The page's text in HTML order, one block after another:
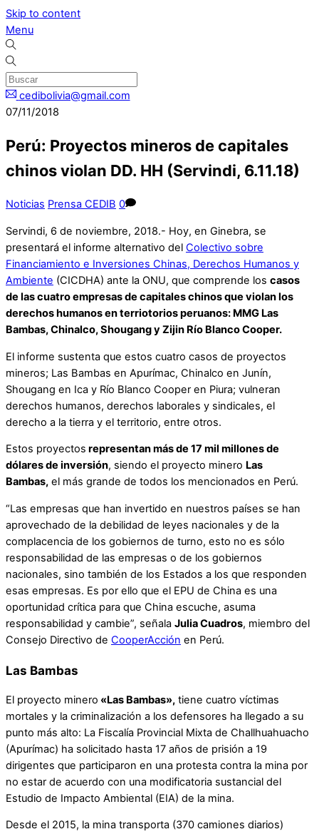
Skip to content
Menu
cedibolivia@gmail.com
07/11/2018
Perú: Proyectos mineros de capitales
chinos violan DD. HH (Servindi, 6.11.18)
Noticias Prensa CEDIB 0
Servindi, 6 de noviembre, 2018.- Hoy, en Ginebra, se
presentará el informe alternativo del Colectivo sobre
Financiamiento e Inversiones Chinas, Derechos Humanos y
Ambiente (CICDHA) ante la ONU, que comprende los casos
de las cuatro empresas de capitales chinos que violan los
derechos humanos en terriotorios peruanos: MMG Las
Bambas, Chinalco, Shougang y Zijin Río Blanco Cooper.
El informe sustenta que estos cuatro casos de proyectos
mineros; Las Bambas en Apurímac, Chinalco en Junín,
Shougang en Ica y Río Blanco Cooper en Piura; vulneran
derechos humanos, derechos laborales y sindicales, el
derecho a la tierra y el territorio, entre otros.
Estos proyectos representan más de 17 mil millones de
dólares de inversión, siendo el proyecto minero Las
Bambas, el más grande de todos los mencionados en Perú.
“Las empresas que han invertido en nuestros países se han
aprovechado de la debilidad de leyes nacionales y de la
complacencia de los gobiernos de turno, esto no es sólo
responsabilidad de las empresas o de los gobiernos
nacionales, sino también de los Estados a los que responden
esas empresas. Es por ello que el EPU de China es una
oportunidad crítica para que China escuche, asuma
responsabilidad y cambie”, señala Julia Cuadros, miembro del
Consejo Directivo de CooperAcción en Perú.
Las Bambas
El proyecto minero «Las Bambas», tiene cuatro víctimas
mortales y la criminalización a los defensores ha llegado a su
punto más alto: La Fiscalía Provincial Mixta de Challhuahuacho
(Apurímac) ha solicitado hasta 17 años de prisión a 19
dirigentes que participaron en una protesta contra la mina por
no estar de acuerdo con una modificatoria sustancial del
Estudio de Impacto Ambiental (EIA) de la mina.
Desde el 2015, la mina transporta (370 camiones diarios)